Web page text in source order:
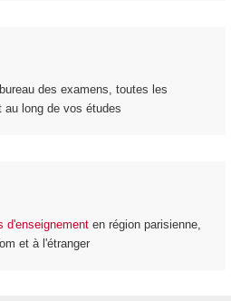
des examens, toutes les
au long de vos études
d'enseignement en région parisienne,
et à l'étranger